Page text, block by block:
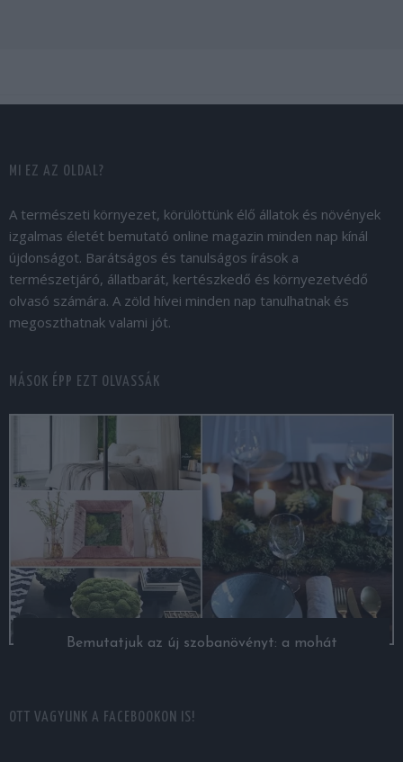
MI EZ AZ OLDAL?
A természeti környezet, körülöttünk élő állatok és növények
izgalmas életét bemutató online magazin minden nap kínál
újdonságot. Barátságos és tanulságos írások a
természetjáró, állatbarát, kertészkedő és környezetvédő
olvasó számára. A zöld hívei minden nap tanulhatnak és
megoszthatnak valami jót.
MÁSOK ÉPP EZT OLVASSÁK
Bemutatjuk az új szobanövényt: a mohát
OTT VAGYUNK A FACEBOOKON IS!